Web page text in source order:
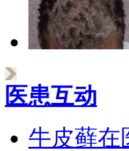
医患互动
牛皮藓在